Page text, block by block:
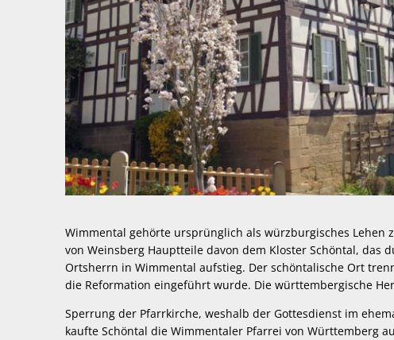
Wimmental gehörte ursprünglich als würzburgisches Lehen
von Weinsberg Hauptteile davon dem Kloster Schöntal, das
Ortsherrn in Wimmental aufstieg. Der schöntalische Ort
die Reformation eingeführt wurde. Die württembergische
Sperrung der Pfarrkirche, weshalb der Gottesdienst im
kaufte Schöntal die Wimmentaler Pfarrei von Württemberg